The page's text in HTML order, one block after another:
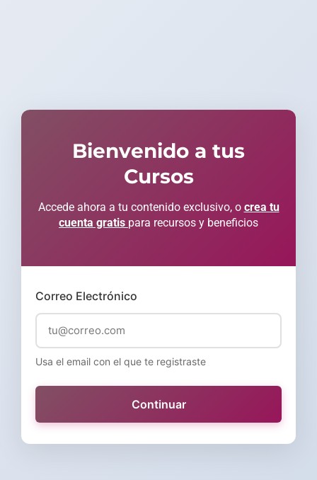
Bienvenido a tus
Cursos
Accede ahora a tu contenido exclusivo, o crea tu
cuenta gratis para recursos y beneficios
Correo Electrónico
Usa el email con el que te registraste
Continuar